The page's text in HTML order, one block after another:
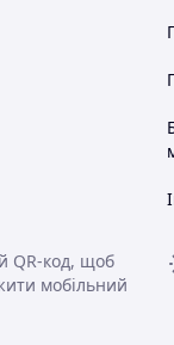
QR-код, щоб
мобільний